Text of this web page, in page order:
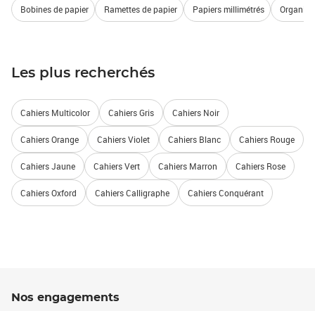
Bobines de papier Ramettes de papier Papiers millimétrés
Les plus recherchés
Cahiers Multicolor Cahiers Gris Cahiers Noir
Cahiers Orange Cahiers Violet Cahiers Blanc Cahiers Rouge
Cahiers Jaune Cahiers Vert Cahiers Marron Cahiers Rose
Cahiers Oxford Cahiers Calligraphe Cahiers Conquérant
Nos engagements